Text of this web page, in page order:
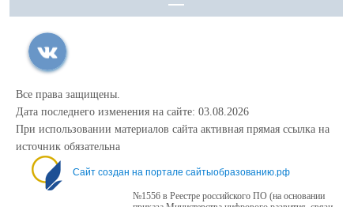
Все права защищены.
Дата последнего изменения на сайте: 03.08.2026
При использовании материалов сайта активная прямая ссылка на
источник обязательна
Сайт создан на портале сайтыобразованию.рф
№1556 в Реестре российского ПО (на основании